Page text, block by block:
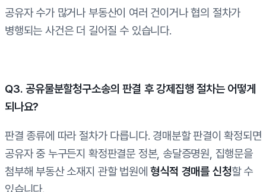
공유자 수가 많거나 부동산이 여러 건이거나 협의 절차가
병행되는 사건은 더 길어질 수 있습니다.
Q3. 공유물분할청구소송의 판결 후 강제집행 절차는 어떻게
되나요?
판결 종류에 따라 절차가 다릅니다. 경매분할 판결이 확정되면
공유자 중 누구든지 확정판결문 정본, 송달증명원, 집행문을
첨부해 부동산 소재지 관할 법원에형식적 경매를 신청할 수